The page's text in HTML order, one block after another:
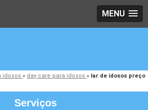
MENU
idosos» day care para idosos» lar de idosos preço
Serviços